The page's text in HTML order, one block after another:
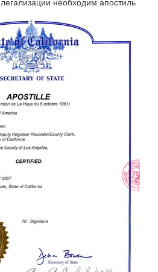
необходим апостиль